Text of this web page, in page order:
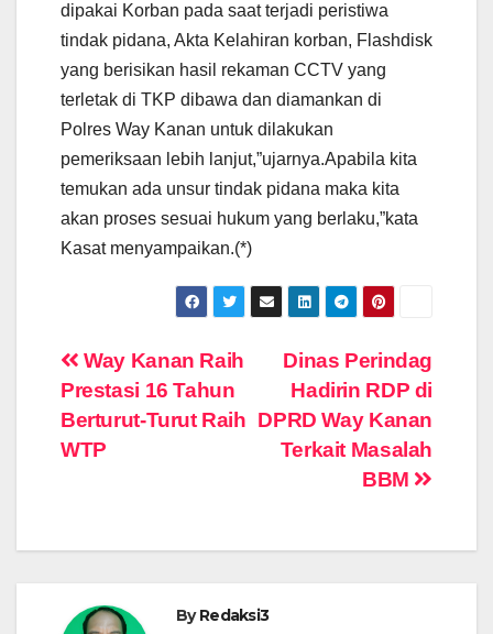
dipakai Korban pada saat terjadi peristiwa
tindak pidana, Akta Kelahiran korban, Flashdisk
yang berisikan hasil rekaman CCTV yang
terletak di TKP dibawa dan diamankan di
Polres Way Kanan untuk dilakukan
pemeriksaan lebih lanjut,”ujarnya.Apabila kita
temukan ada unsur tindak pidana maka kita
akan proses sesuai hukum yang berlaku,”kata
Kasat menyampaikan.(*)
Navigasi
pos
Dinas Perindag
Hadirin RDP di
DPRD Way Kanan
Terkait Masalah
BBM
Way Kanan Raih
Prestasi 16 Tahun
Berturut-Turut Raih
WTP
ByRedaksi3